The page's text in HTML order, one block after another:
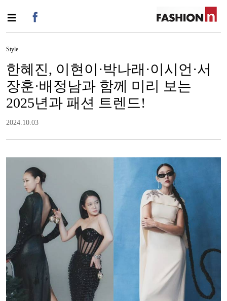
Style
한혜진, 이현이·박나래·이시언·서
장훈·배정남과 함께 미리 보는
2025년과 패션 트렌드!
2024.10.03